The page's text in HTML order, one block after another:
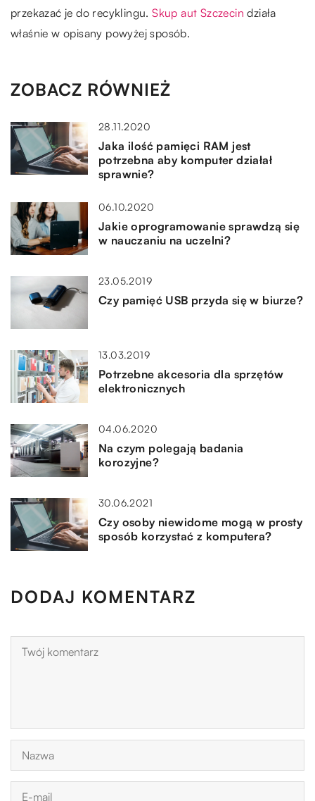
przekazać je do recyklingu.Skup aut Szczecin działa
właśnie w opisany powyżej sposób.
ZOBACZ RÓWNIEŻ
28.11.2020
Jaka ilość pamięci RAM jest
potrzebna aby komputer działał
sprawnie?
06.10.2020
Jakie oprogramowanie sprawdzą się
w nauczaniu na uczelni?
23.05.2019
Czy pamięć USB przyda się w biurze?
13.03.2019
Potrzebne akcesoria dla sprzętów
elektronicznych
04.06.2020
Na czym polegają badania
korozyjne?
30.06.2021
Czy osoby niewidome mogą w prosty
sposób korzystać z komputera?
DODAJ KOMENTARZ